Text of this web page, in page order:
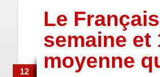
Le
semaine et
moyenne
12